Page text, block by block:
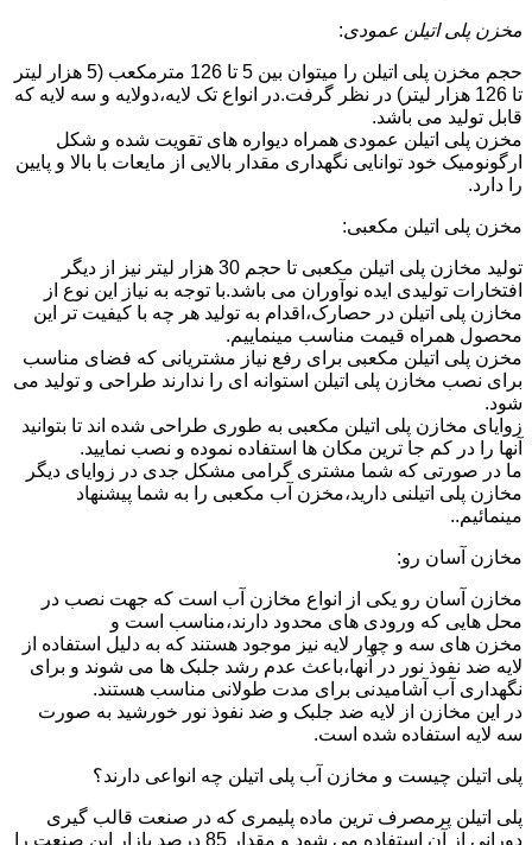
مخزن پلی اتیلن عمودی:
حجم مخزن پلی اتیلن را میتوان بین 5 تا 126 مترمکعب (5 هزار لیتر
تا 126 هزار لیتر) در نظر گرفت.در انواع تک لایه،دولایه و سه لایه که
قابل تولید می باشد.
مخزن پلی اتیلن عمودی همراه دیواره های تقویت شده و شکل
ارگونومیک خود توانایی نگهداری مقدار بالایی از مایعات با بالا و پایین
را دارد.
مخزن پلی اتیلن مکعبی:
تولید مخازن پلی اتیلن مکعبی تا حجم 30 هزار لیتر نیز از دیگر
افتخارات تولیدی ایده نوآوران می باشد.با توجه به نیاز این نوع از
مخازن پلی اتیلن در حصارک،اقدام به تولید هر چه با کیفیت تر این
محصول همراه قیمت مناسب مینماییم.
مخزن پلی اتیلن مکعبی برای رفع نیاز مشتریانی که فضای مناسب
برای نصب مخازن پلی اتیلن استوانه ای را ندارند طراحی و تولید می
شود.
زوایای مخازن پلی اتیلن مکعبی به طوری طراحی شده اند تا بتوانید
آنها را در کم جا ترین مکان ها استفاده نموده و نصب نمایید.
ما در صورتی که شما مشتری گرامی مشکل جدی در زوایای دیگر
مخازن پلی اتیلنی دارید،مخزن آب مکعبی را به شما پیشنهاد
مینمائیم..
مخازن آسان رو:
مخازن آسان رو یکی از انواع مخازن آب است که جهت نصب در
محل هایی که ورودی های محدود دارند،مناسب است و
مخزن های سه و چهار لایه نیز موجود هستند که به دلیل استفاده از
لایه ضد نفوذ نور در آنها،باعث عدم رشد جلبک ها می شوند و برای
نگهداری آب آشامیدنی برای مدت طولانی مناسب هستند.
در این مخازن از لایه ضد جلبک و ضد نفوذ نور خورشید به صورت
سه لایه استفاده شده است.
پلی اتیلن چیست و مخازن آب پلی اتیلن چه انواعی دارند؟
پلی اتیلن پرمصرف ترین ماده پلیمری که در صنعت قالب گیری
دورانی از آن استفاده می شود و مقدار 85 درصد بازار این صنعت را